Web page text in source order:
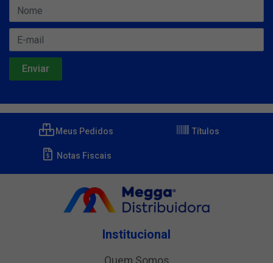
Meus Pedidos Títulos
Notas Fiscais
Institucional
Quem Somos